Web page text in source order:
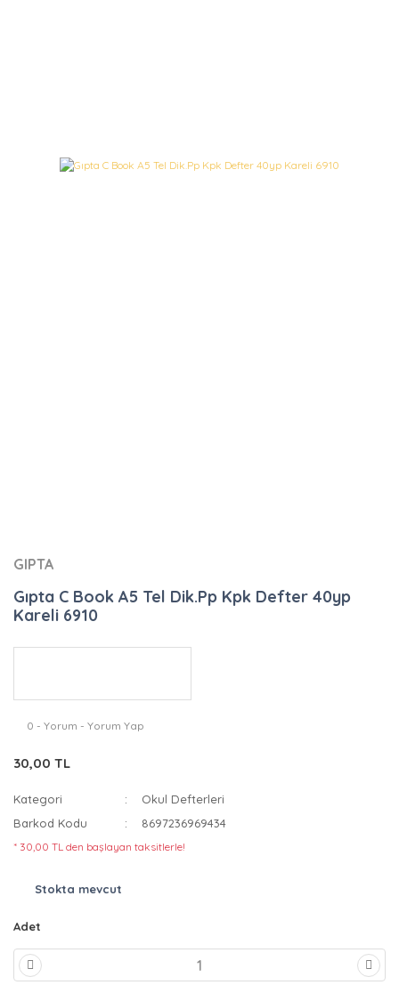
GIPTA
Gıpta C Book A5 Tel Dik.Pp Kpk Defter 40yp
Kareli 6910
0 - Yorum - Yorum Yap
30,00 TL
Kategori
Okul Defterleri
Barkod Kodu
8697236969434
* 30,00 TL den başlayan taksitlerle!
Stokta mevcut
Adet